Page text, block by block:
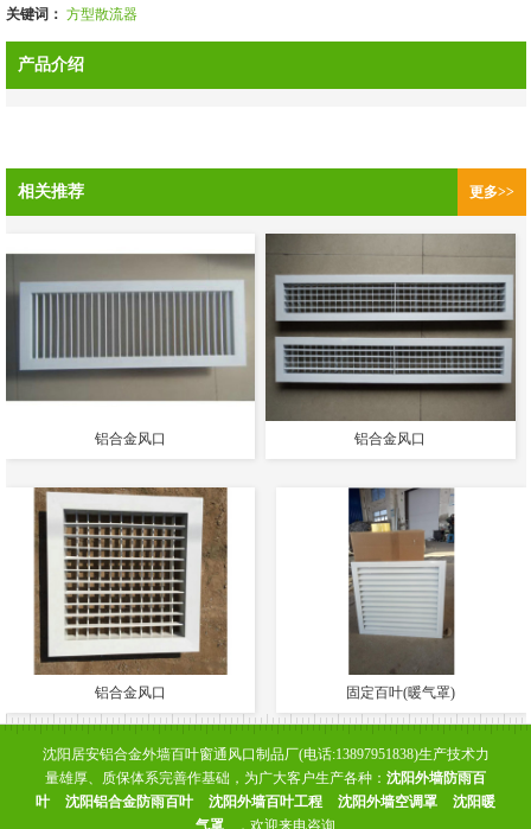
关键词： 方型散流器
产品介绍
相关推荐 更多>>
铝合金风口 铝合金风口
铝合金风口 固定百叶(暖气罩)
沈阳居安铝合金外墙百叶窗通风口制品厂(电话:13897951838)生产技术力
量雄厚、质保体系完善作基础，为广大客户生产各种： 沈阳外墙防雨百
叶
沈阳铝合金防雨百叶 沈阳外墙百叶工程 沈阳外墙空调罩
沈阳暖
气罩
，欢迎来电咨询